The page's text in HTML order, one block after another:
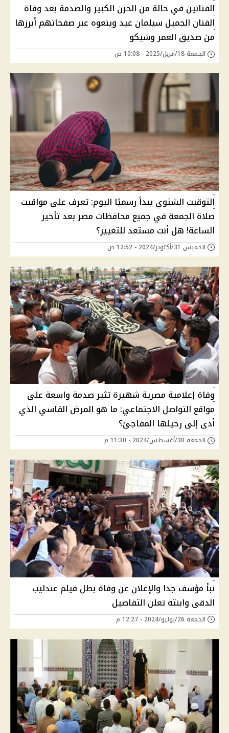
الفنانين في حالة من الحزن الكبير والصدمة بعد وفاة
الفنان الجميل سيلمان عيد وينعوه عبر صفحاتهم أبرزها
من صديق العمر وشيكو
الجمعة 18/أبريل/2025 - 10:08 ص
التوقيت الشتوي يبدأ رسميًا اليوم: تعرف على مواقيت
صلاة الجمعة في جميع محافظات مصر بعد تأخير
الساعة! هل أنت مستعد للتغيير؟
الخميس 31/أكتوبر/2024 - 12:52 ص
وفاة إعلامية مصرية شهيرة تثير صدمة واسعة على
مواقع التواصل الاجتماعي: ما هو المرض القاسي الذي
أدى إلى رحيلها المفاجئ؟
الجمعة 30/أغسطس/2024 - 11:30 م
نبأ مؤسف جدا والإعلان عن وفاة بطل فيلم عندليب
الدقى وابنته تعلن التفاصيل
الجمعة 26/يوليو/2024 - 12:27 م